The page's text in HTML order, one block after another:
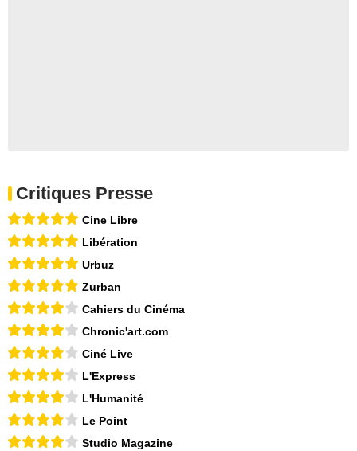
Critiques Presse
Cine Libre
Libération
Urbuz
Zurban
Cahiers du Cinéma
Chronic'art.com
Ciné Live
L'Express
L'Humanité
Le Point
Studio Magazine